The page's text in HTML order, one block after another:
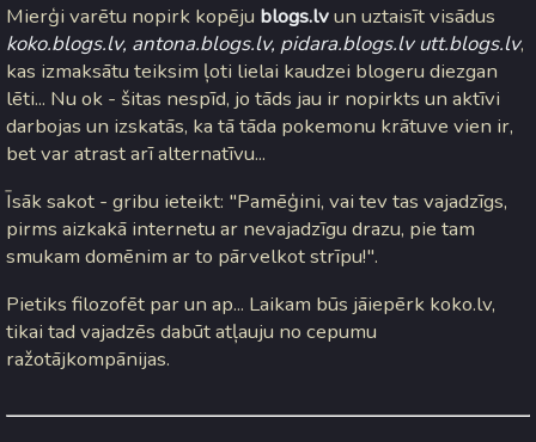
Mierģi varētu nopirk kopēju blogs.lvun uztaisīt visādus
koko.blogs.lv, antona.blogs.lv, pidara.blogs.lv utt.blogs.lv,
kas izmaksātu teiksim ļoti lielai kaudzei blogeru diezgan
lēti... Nu ok - šitas nespīd, jo tāds jau ir nopirkts un aktīvi
darbojas un izskatās, ka tā tāda pokemonu krātuve vien ir,
bet var atrast arī alternatīvu...
Īsāk sakot - gribu ieteikt: "Pamēģini, vai tev tas vajadzīgs,
pirms aizkakā internetu ar nevajadzīgu drazu, pie tam
smukam domēnim ar to pārvelkot strīpu!".
Pietiks filozofēt par un ap... Laikam būs jāiepērk koko.lv,
tikai tad vajadzēs dabūt atļauju no cepumu
ražotājkompānijas.